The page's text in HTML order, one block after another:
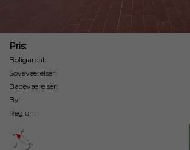
Pris:
Boligareal:
Soveværelser:
Badeværelser:
By:
Region: